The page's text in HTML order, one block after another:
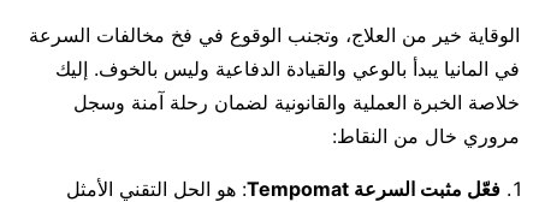
الوقاية خير من العلاج، وتجنب الوقوع في فخ مخالفات السرعة
في المانيا يبدأ بالوعي والقيادة الدفاعية وليس بالخوف. إليك
خلاصة الخبرة العملية والقانونية لضمان رحلة آمنة وسجل
مروري خال من النقاط:
فعّل مثبت السرعة Tempomat
: هو الحل التقني الأمثل